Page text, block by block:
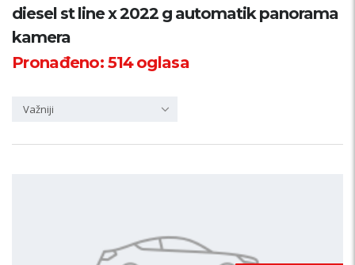
Samo sa slikom
diesel st line x 2022 g automatik panorama
kamera
Pronađeno:514oglasa
Važniji